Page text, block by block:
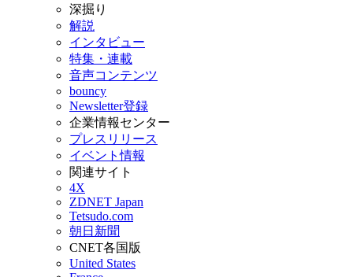
深掘り
解説
インタビュー
特集・連載
音声コンテンツ
bouncy
Newsletter登録
企業情報センター
プレスリリース
イベント情報
関連サイト
4X
ZDNET Japan
Tetsudo.com
朝日新聞
CNET各国版
United States